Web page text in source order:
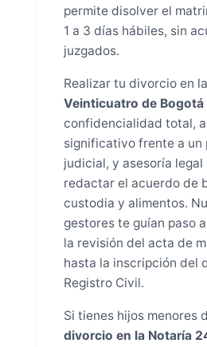
permite disolver el
1 a 3 días hábiles, sin
juzgados.
Realizar tu divorcio en la
Veinticuatro de Bogotá
confidencialidad total,
significativo frente a un
judicial, y asesoría
redactar el acuerdo de
custodia y alimentos.
gestores te guían paso
la revisión del acta de
hasta la inscripción del
Registro Civil.
Si tienes hijos menores
divorcio en la Notaría